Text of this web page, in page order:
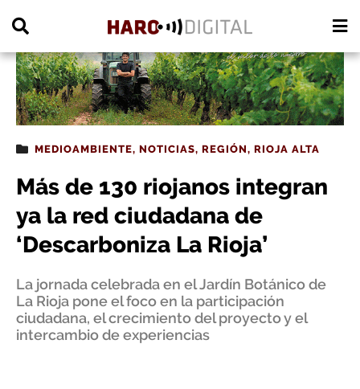
MEDIOAMBIENTE, NOTICIAS, REGIÓN, RIOJA ALTA
Más de 130 riojanos integran
ya la red ciudadana de
‘Descarboniza La Rioja’
La jornada celebrada en el Jardín Botánico de
La Rioja pone el foco en la participación
ciudadana, el crecimiento del proyecto y el
intercambio de experiencias